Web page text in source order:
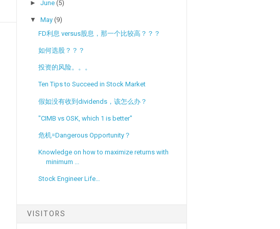
►June(5)
▼May(9)
FD利息 versus股息，那一个比较高？？？
如何选股？？？
投资的风险。。。
Ten Tips to Succeed in Stock Market
假如没有收到dividends，该怎么办？
"CIMB vs OSK, which 1 is better"
危机=Dangerous Opportunity？
Knowledge on how to maximize returns with
minimum ...
Stock Engineer Life…
VISITORS